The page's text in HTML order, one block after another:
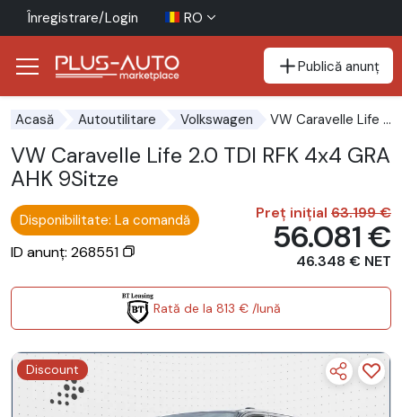
Înregistrare/Login RO
Publică anunț
Acasă Autoutilitare Volkswagen VW Caravelle Life 2.0 TDI RFK 4x4 GRA AHK 9Sitze
VW Caravelle Life 2.0 TDI RFK 4x4 GRA
AHK 9Sitze
Disponibilitate: La comandă
ID anunț: 268551
Preț inițial 63.199 €
56.081 €
46.348 € NET
Rată de la 813 € /lună
Discount